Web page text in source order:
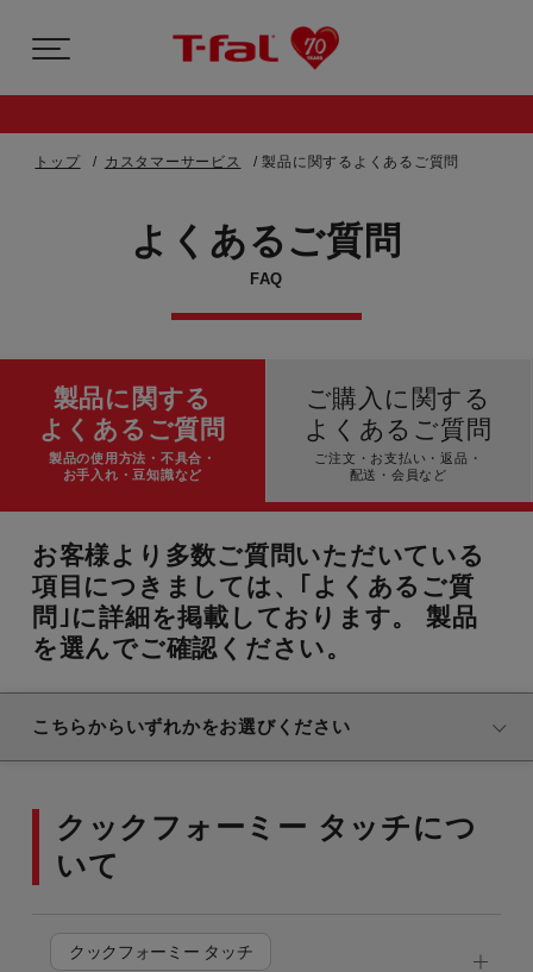
トップ カスタマーサービス 製品に関するよくあるご質問
よくあるご質問
FAQ
製品に関する
よくあるご質問
製品の使用方法・不具合・
お手入れ・豆知識など
ご購入に関する
よくあるご質問
ご注文・お支払い・返品・
配送・会員など
お客様より多数ご質問いただいている
項目につきましては、｢よくあるご質
問｣に詳細を掲載しております。 製品
を選んでご確認ください。
こちらからいずれかをお選びください
クックフォーミー タッチにつ
いて
クックフォーミー タッチ